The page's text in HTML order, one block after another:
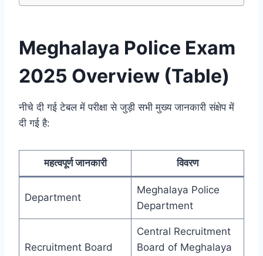
Meghalaya Police Exam
2025 Overview (Table)
नीचे दी गई टेबल में परीक्षा से जुड़ी सभी मुख्य जानकारी संक्षेप में
दी गई है:
महत्वपूर्ण जानकारी विवरण
Department
Meghalaya Police
Department
Recruitment Board
Central Recruitment
Board of Meghalaya